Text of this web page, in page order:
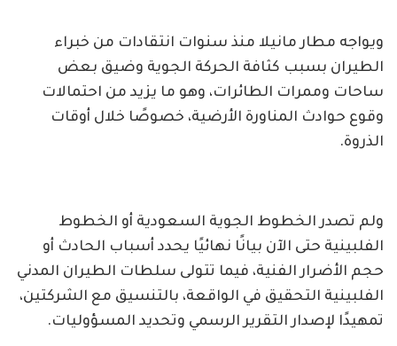
ويواجه مطار مانيلا منذ سنوات انتقادات من خبراء
الطيران بسبب كثافة الحركة الجوية وضيق بعض
ساحات وممرات الطائرات، وهو ما يزيد من احتمالات
وقوع حوادث المناورة الأرضية، خصوصًا خلال أوقات
الذروة.
ولم تصدر الخطوط الجوية السعودية أو الخطوط
الفلبينية حتى الآن بيانًا نهائيًا يحدد أسباب الحادث أو
حجم الأضرار الفنية، فيما تتولى سلطات الطيران المدني
الفلبينية التحقيق في الواقعة، بالتنسيق مع الشركتين،
تمهيدًا لإصدار التقرير الرسمي وتحديد المسؤوليات.